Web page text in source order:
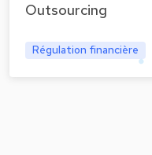
Outsourcing
Régulation financière